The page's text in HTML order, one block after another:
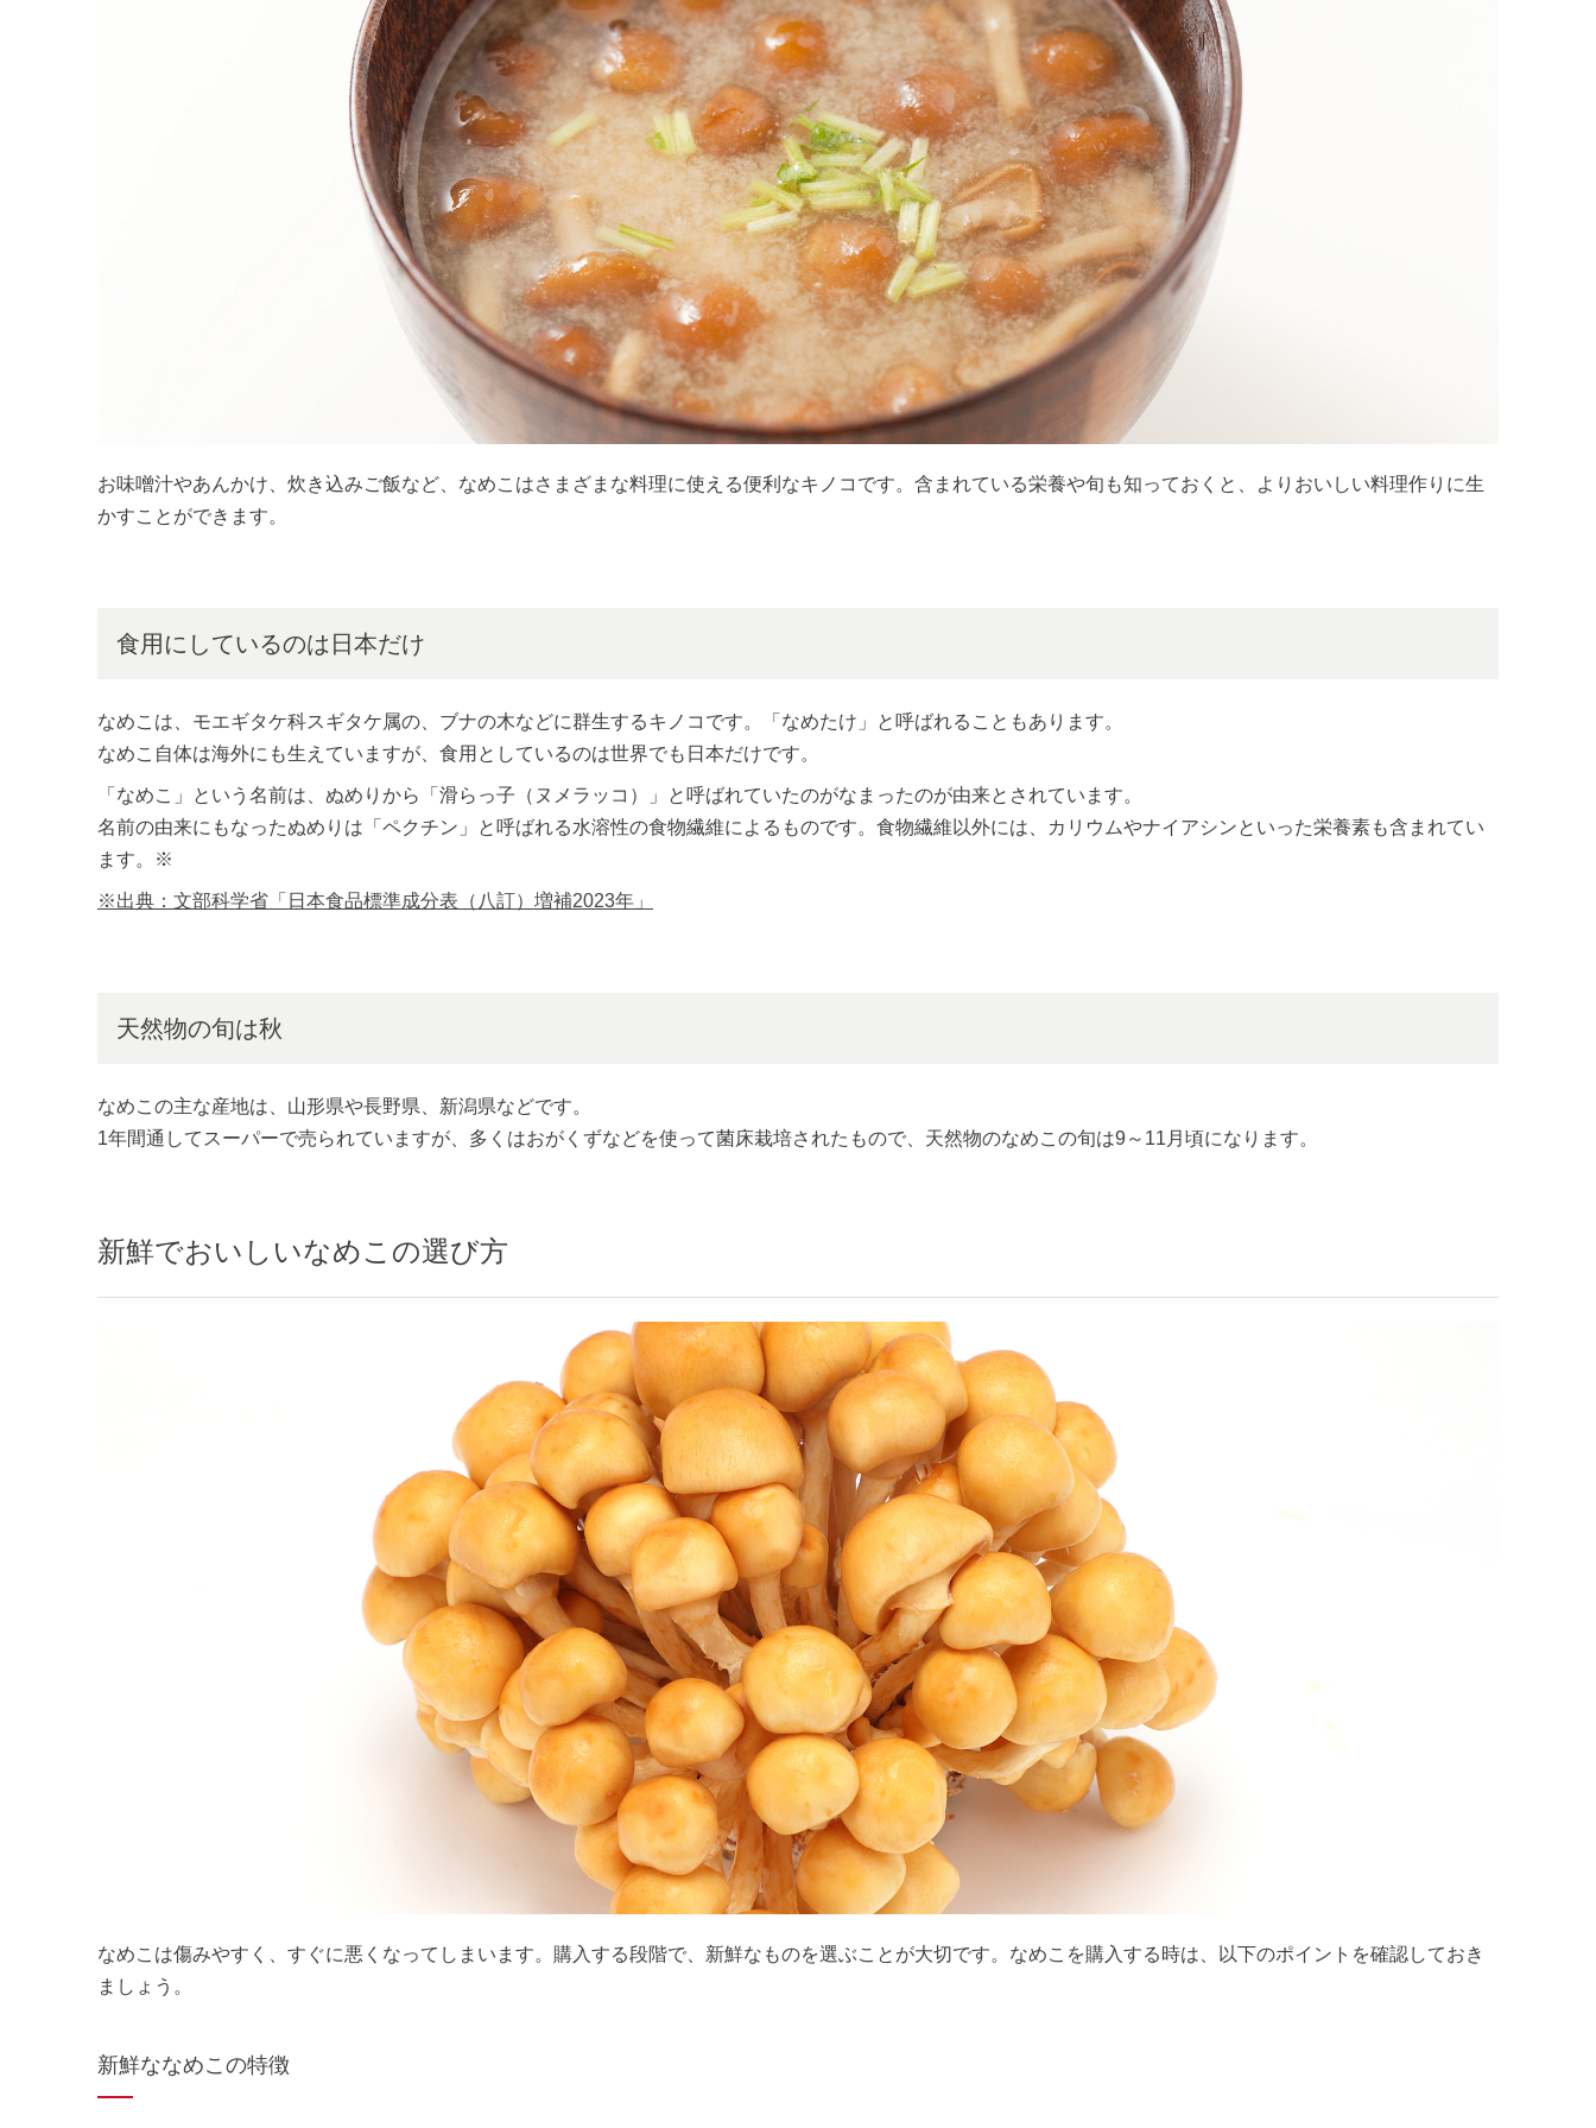
お味噌汁やあんかけ、炊き込みご飯など、なめこはさまざまな料理に使える便利なキノコです。含まれている栄養や旬も知っておくと、よりおいしい料理作りに生
かすことができます。
食用にしているのは日本だけ
なめこは、モエギタケ科スギタケ属の、ブナの木などに群生するキノコです。「なめたけ」と呼ばれることもあります。
なめこ自体は海外にも生えていますが、食用としているのは世界でも日本だけです。
「なめこ」という名前は、ぬめりから「滑らっ子（ヌメラッコ）」と呼ばれていたのがなまったのが由来とされています。
名前の由来にもなったぬめりは「ペクチン」と呼ばれる水溶性の食物繊維によるものです。食物繊維以外には、カリウムやナイアシンといった栄養素も含まれてい
ます。※
※出典：文部科学省「日本食品標準成分表（八訂）増補2023年」
天然物の旬は秋
なめこの主な産地は、山形県や長野県、新潟県などです。
1年間通してスーパーで売られていますが、多くはおがくずなどを使って菌床栽培されたもので、天然物のなめこの旬は9～11月頃になります。
新鮮でおいしいなめこの選び方
なめこは傷みやすく、すぐに悪くなってしまいます。購入する段階で、新鮮なものを選ぶことが大切です。なめこを購入する時は、以下のポイントを確認しておき
ましょう。
新鮮ななめこの特徴